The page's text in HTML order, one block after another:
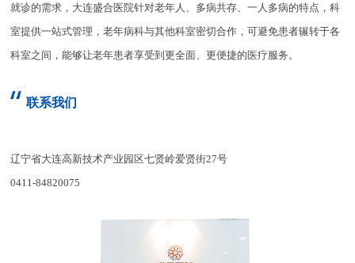
就诊的需求，大连盛合医院针对老年人、多病共存、一人多病的特点，科
室提供一站式管理，老年病科与其他科室密切合作，可避免患者辗转于各
科室之间，能够让老年患者享受到更全面、更便捷的医疗服务。
联系我们
辽宁省大连高新技术产业园区七贤岭爱贤街27号
0411-84820075